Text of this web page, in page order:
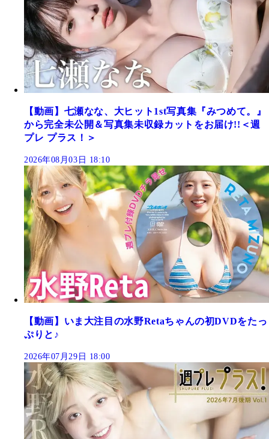
【動画】七瀬なな、大ヒット1st写真集『みつめて。』
から完全未公開＆写真集未収録カットをお届け!!＜週
プレ プラス！＞
2026年08月03日 18:10
【動画】いま大注目の水野Retaちゃんの初DVDをたっ
ぷりと♪
2026年07月29日 18:00